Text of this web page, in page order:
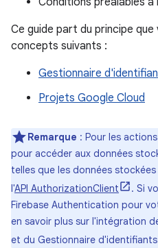
Ce guide part du principe que
concepts suivants :
Gestionnaire
Projets Google Cloud
Remarque : Pour les
pour accéder aux données
telles que les données
l'API AuthorizationClient
. Si
Firebase Authentication pour
en savoir plus sur l'intégration
et du Gestionnaire